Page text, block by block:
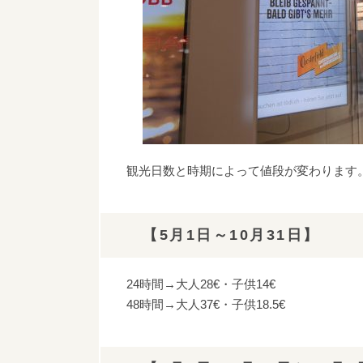
観光日数と時期によって値段が変わります
【5月1日～10月31日】
24時間→大人28€・子供14€
48時間→大人37€・子供18.5€